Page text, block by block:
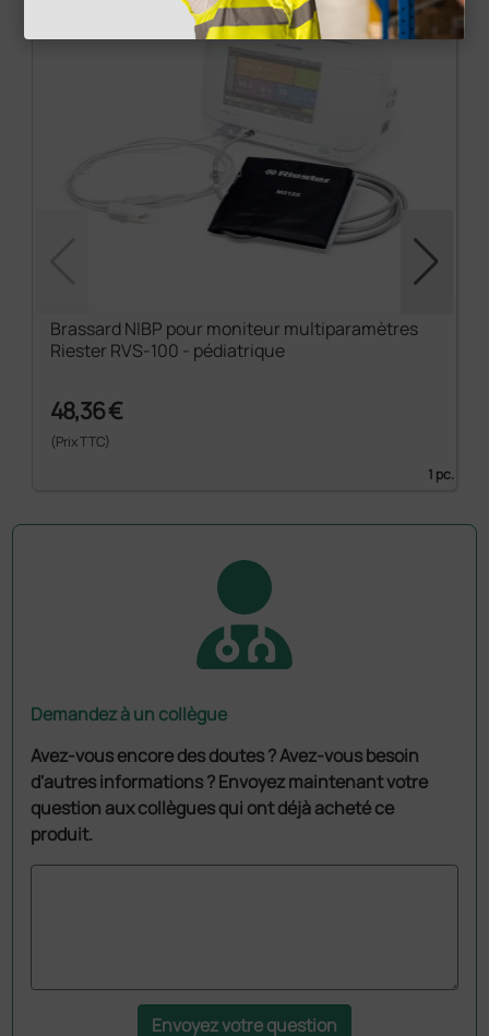
Brassard NIBP pour moniteur multiparamètres
Riester RVS-100 - pédiatrique
48,36 €
(Prix TTC)
1 pc.
Demandez à un collègue
Avez-vous encore des doutes ? Avez-vous besoin
d'autres informations ? Envoyez maintenant votre
question aux collègues qui ont déjà acheté ce
produit.
Envoyez votre question